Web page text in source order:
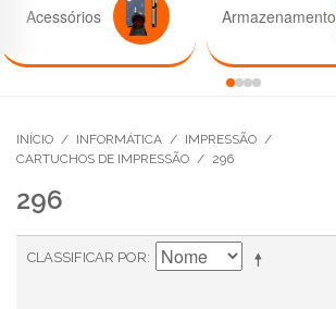
Acessórios Armazenamento
INÍCIO / INFORMÁTICA / IMPRESSÃO /
CARTUCHOS DE IMPRESSÃO / 296
296
CLASSIFICAR POR